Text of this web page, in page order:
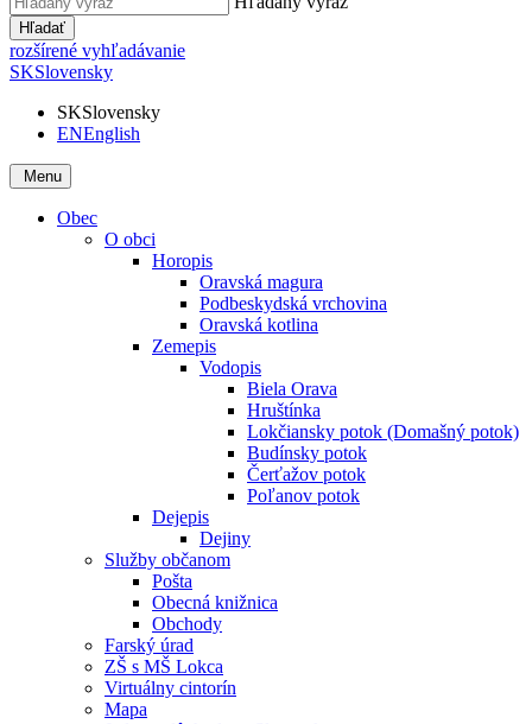
Hľadať
rozšírené vyhľadávanie
SKSlovensky
SKSlovensky
ENEnglish
Menu
Obec
O obci
Horopis
Oravská magura
Podbeskydská vrchovina
Oravská kotlina
Zemepis
Vodopis
Biela Orava
Hruštínka
Lokčiansky potok (Domašný potok)
Budínsky potok
Čerťažov potok
Poľanov potok
Dejepis
Dejiny
Služby občanom
Pošta
Obecná knižnica
Obchody
Farský úrad
ZŠ s MŠ Lokca
Virtuálny cintorín
Mapa